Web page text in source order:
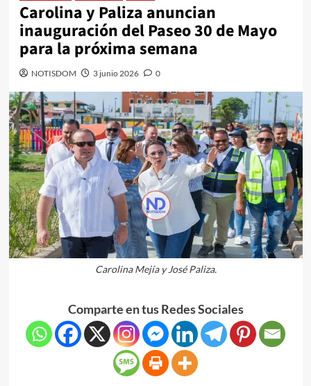
Carolina y Paliza anuncian
inauguración del Paseo 30 de Mayo
para la próxima semana
NOTISDOM 3 junio 2026 0
Carolina Mejía y José Paliza.
Comparte en tus Redes Sociales